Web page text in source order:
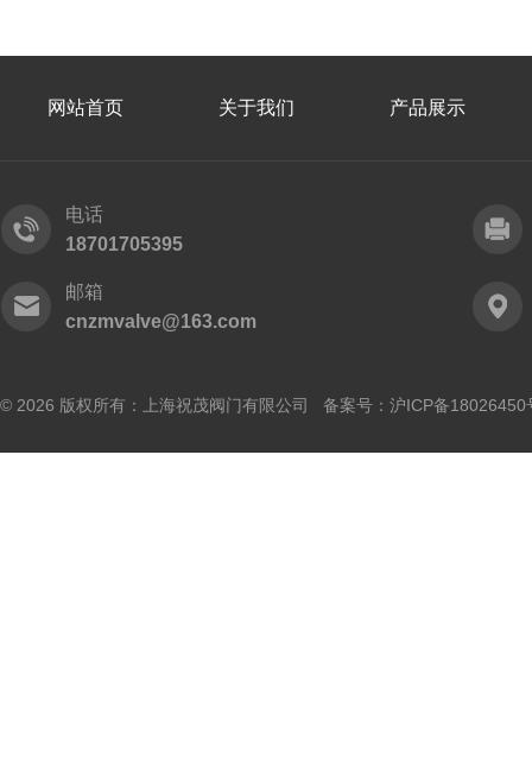
网站首页 关于我们 产品展示
电话
18701705395
邮箱
cnzmvalve@163.com
© 2026 版权所有：上海祝茂阀门有限公司 备案号： 沪ICP备18026450